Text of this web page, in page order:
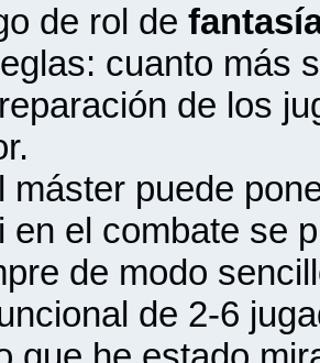
de rol de
cuanto más
de los
puede
el combate se
de modo
de 2-6